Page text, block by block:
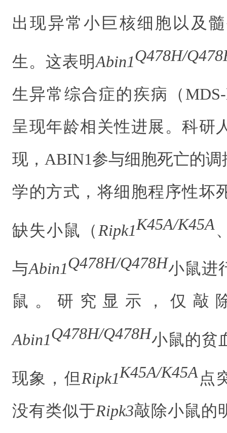
出现异常小巨核细胞以及
生。这表明Abin1Q478H/
生异常综合症的疾病（
呈现年龄相关性进展。科研
现， ABIN1参与细胞死亡的
学的方式，将细胞程序性坏
缺失小鼠（ Ripk1K45A/K45A
与Abin1Q478H/Q478H小鼠进
鼠。研究显示，仅 敲
Abin1Q478H/Q478H小鼠的贫
现象， 但 Ripk1K45A/K45A点
没有类似于Ripk3敲除小鼠的